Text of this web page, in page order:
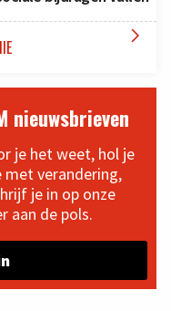

nieuwsbrieven
je het weet, hol je
met verandering,
je in op onze
aan de pols.